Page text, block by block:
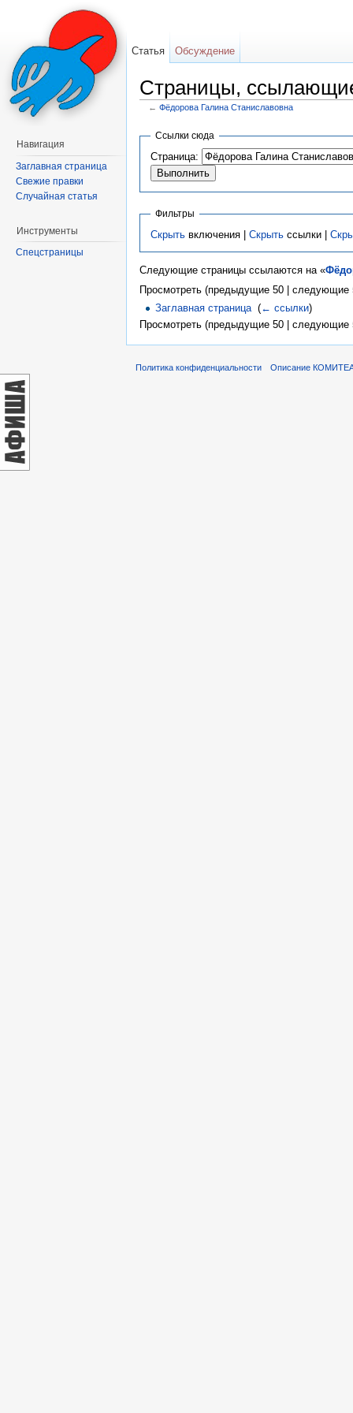
Страницы,
← Фёдорова Галина Станиславовна
Ссылки сюда
Страница:
Фильтры
Скрытьвключения | Скрытьссылки |
Следующие страницы ссылаются на «
Просмотреть (предыдущие 50 | следующие
Заглавная страница‎(← ссылки)
Просмотреть (предыдущие 50 | следующие
Статья Обсуждение
Навигация
Заглавная страница
Свежие правки
Случайная статья
Инструменты
Спецстраницы
Политика конфиденциальности Описание